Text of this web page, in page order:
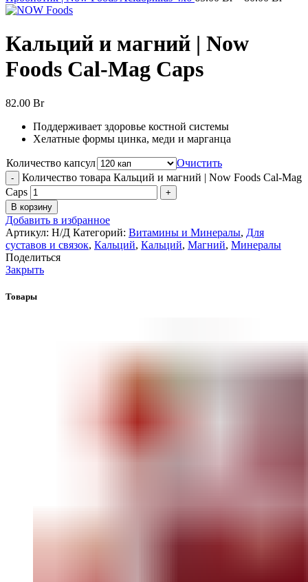
Кальций и магний | Now
Foods Cal-Mag Caps
82.00 Br
Поддерживает здоровье костной системы
Хелатные формы цинка, меди и марганца
Количество капсул
Очистить
Количество товара Кальций и магний | Now Foods Cal-Mag
Caps
В корзину
Добавить в избранное
Артикул: Н/Д Категорий: Витамины и Минералы, Для
суставов и связок, Кальций, Кальций, Магний, Минералы
Поделиться
Закрыть
Товары